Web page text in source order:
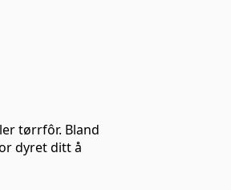
tørrfôr. Bland
dyret ditt å